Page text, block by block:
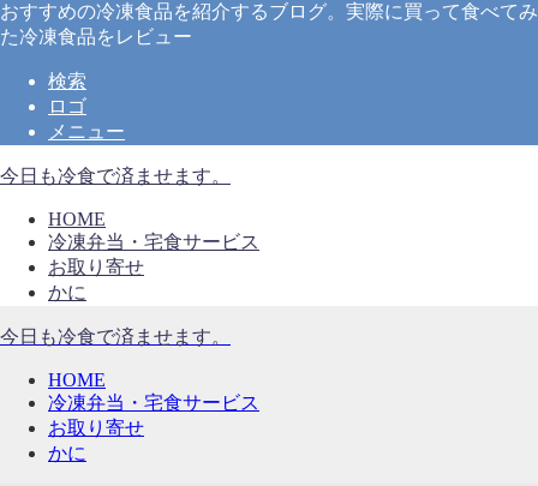
おすすめの冷凍食品を紹介するブログ。実際に買って食べてみ
た冷凍食品をレビュー
検索
ロゴ
メニュー
今日も冷食で済ませます。
HOME
冷凍弁当・宅食サービス
お取り寄せ
かに
今日も冷食で済ませます。
HOME
冷凍弁当・宅食サービス
お取り寄せ
かに